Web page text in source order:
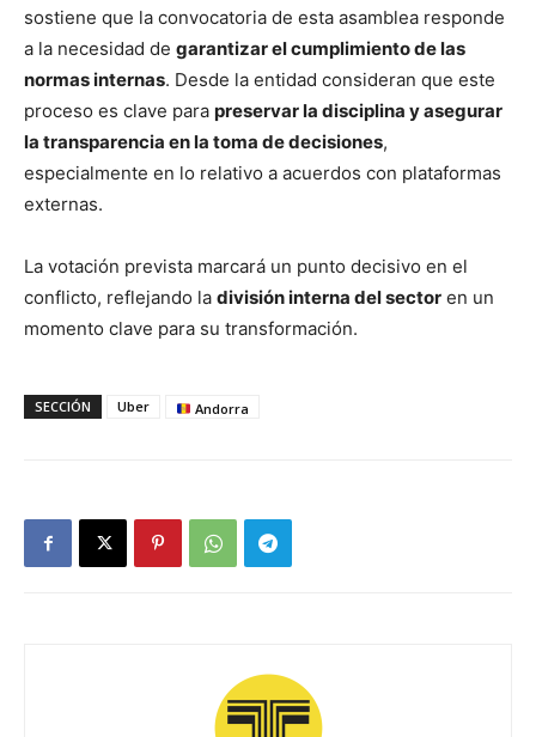
sostiene que la convocatoria de esta asamblea responde
a la necesidad de garantizar el cumplimiento de las
normas internas. Desde la entidad consideran que este
proceso es clave para preservar la disciplina y asegurar
la transparencia en la toma de decisiones,
especialmente en lo relativo a acuerdos con plataformas
externas.
La votación prevista marcará un punto decisivo en el
conflicto, reflejando la división interna del sector en un
momento clave para su transformación.
SECCIÓN Uber Andorra